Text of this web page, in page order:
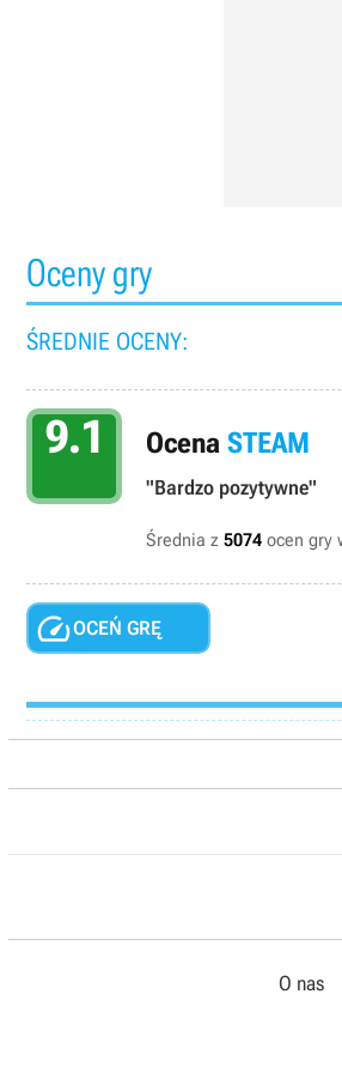
Oceny gry
ŚREDNIE OCENY:
9.1 Ocena STEAM
"Bardzo pozytywne"
Średnia z 5074 ocen gry
OCEŃ GRĘ
O nas